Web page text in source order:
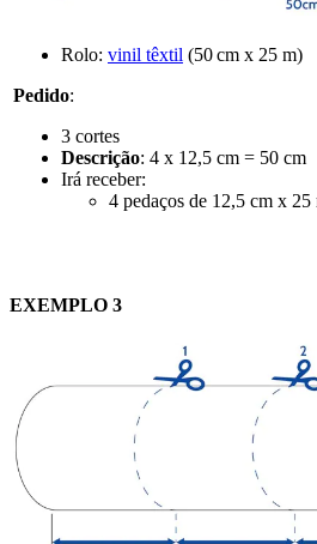
Rolo: vinil têxtil (50 cm x 25 m)
Pedido:
3 cortes
Descrição: 4 x 12,5 cm = 50 cm
Irá receber:
4 pedaços de 12,5 cm x 25
EXEMPLO 3